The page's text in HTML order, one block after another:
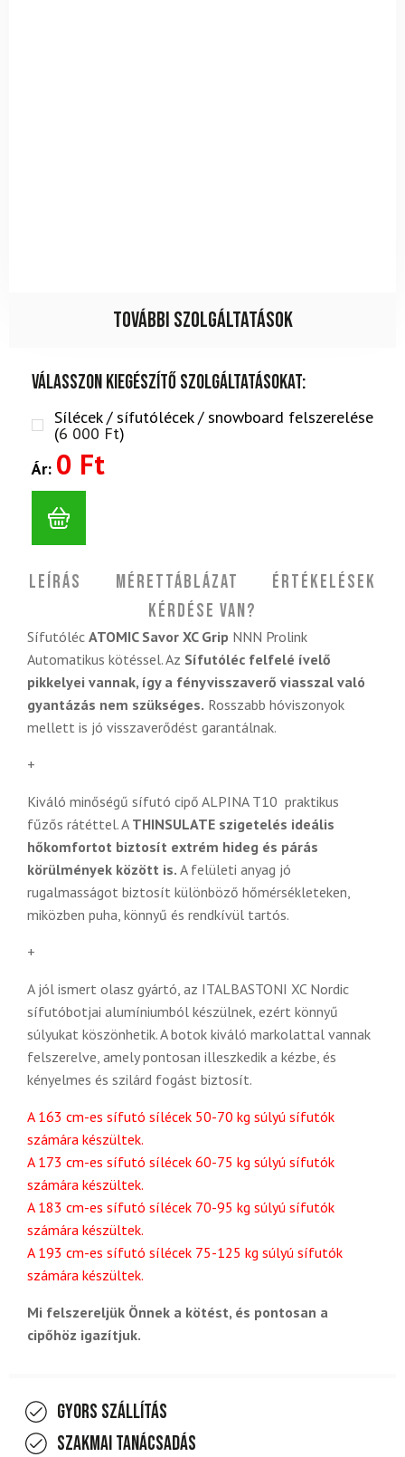
További szolgáltatások
Válasszon kiegészítő szolgáltatásokat:
Sílécek / sífutólécek / snowboard felszerelése
(6 000 Ft)
Ár: 0 Ft
Leírás Mérettáblázat
Értékelések
Kérdése van?
Sífutóléc ATOMIC Savor XC Grip NNN Prolink
Automatikus kötéssel. Az Sífutóléc felfelé ívelő
pikkelyei vannak, így a fényvisszaverő viasszal való
gyantázás nem szükséges. Rosszabb hóviszonyok
mellett is jó visszaverődést garantálnak.
+
Kiváló minőségű sífutó cipő ALPINA T10 praktikus
fűzős rátéttel. A THINSULATE szigetelés ideális
hőkomfortot biztosít extrém hideg és párás
körülmények között is. A felületi anyag jó
rugalmasságot biztosít különböző hőmérsékleteken,
miközben puha, könnyű és rendkívül tartós.
+
A jól ismert olasz gyártó, az ITALBASTONI XC Nordic
sífutóbotjai alumíniumból készülnek, ezért könnyű
súlyukat köszönhetik. A botok kiváló markolattal vannak
felszerelve, amely pontosan illeszkedik a kézbe, és
kényelmes és szilárd fogást biztosít.
A 163 cm-es sífutó sílécek 50-70 kg súlyú sífutók
számára készültek.
A 173 cm-es sífutó sílécek 60-75 kg súlyú sífutók
számára készültek.
A 183 cm-es sífutó sílécek 70-95 kg súlyú sífutók
számára készültek.
A 193 cm-es sífutó sílécek 75-125 kg súlyú sífutók
számára készültek.
Mi felszereljük Önnek a kötést, és pontosan a
cipőhöz igazítjuk.
Gyors szállítás
Szakmai tanácsadás